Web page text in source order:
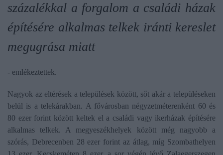
százalékkal a forgalom a családi házak
építésére alkalmas telkek iránti kereslet
megugrása miatt
- emlékeztettek.
Nagyok az eltérések a települések között, sőt akár a településeken
belül is a telekárakban. A fővárosban négyzetméterenként 60 és
80 ezer forint között keltek el a családi vagy ikerházak építésére
alkalmas telkek. A megyeszékhelyek között még nagyobb a
szórás, Debrecenben 28 ezer forint az átlag, míg Szombathelyen